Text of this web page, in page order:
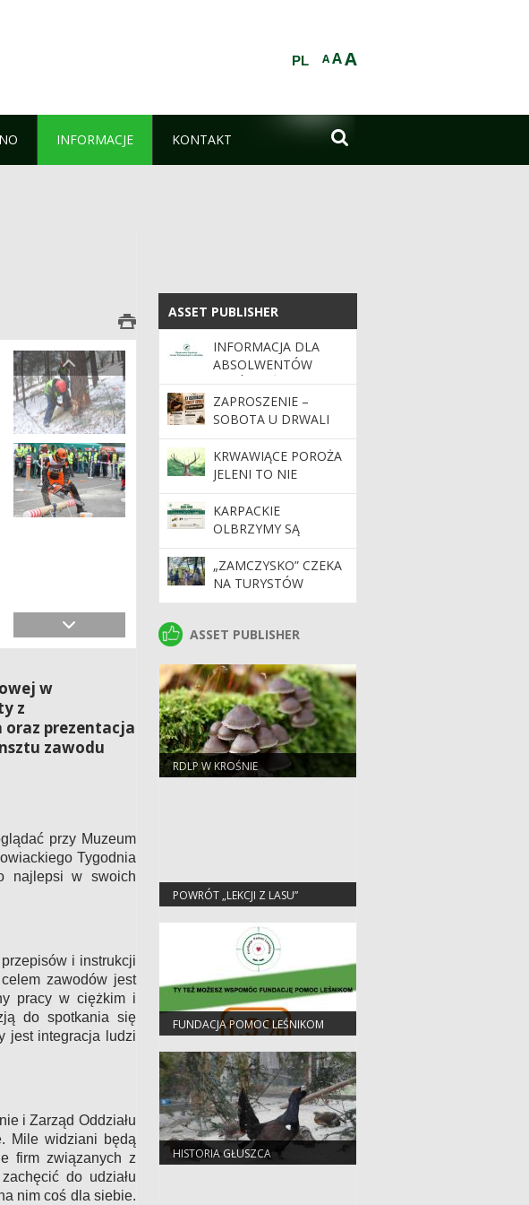
AAA
PL
INFORMACJE KONTAKT 
w
z
oraz prezentacja
zawodu
przy Muzeum
Tygodnia
najlepsi w swoich
i instrukcji
zawodów jest
pracy w ciężkim i
do spotkania się
jest integracja ludzi
i Zarząd Oddziału
Mile widziani będą
firm związanych z
do udziału
nim coś dla siebie.
ASSET PUBLISHER
ASSET PUBLISHER
INFORMACJA DLA
ABSOLWENTÓW
SZKÓŁ LEŚNYCH –
KANDYDATÓW NA
STAŻ W
NADLEŚNICTWACH
ZGRUPOWANYCH W
REGIONALNEJ
DYREKCJI LASÓW
PAŃSTWOWYCH W
KROŚNIE W 2026
ROKU
ZAPROSZENIE –
SOBOTA U DRWALI
KRWAWIĄCE POROŻA
JELENI TO NIE
TRAGEDIA
KARPACKIE
OLBRZYMY SĄ
BEZPIECZNE!
„ZAMCZYSKO” CZEKA
NA TURYSTÓW
ASSET PUBLISHER
ASSET PUBLISHER
RDLP W KROŚNIE
POWRÓT „LEKCJI Z LASU”
FUNDACJA POMOC LEŚNIKOM
HISTORIA GŁUSZCA